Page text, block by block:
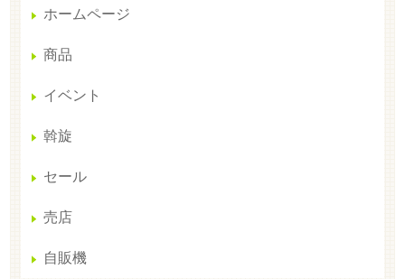
ホームページ
商品
イベント
斡旋
セール
売店
自販機